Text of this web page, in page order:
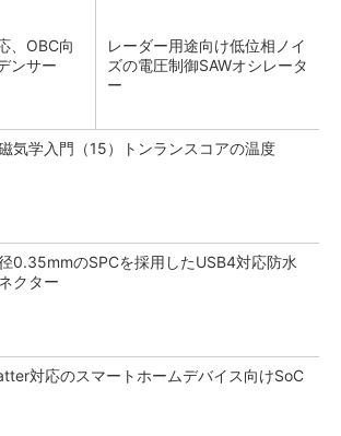
、OBC向
ンサー
レーダー用途向け低位相ノイ
ズの電圧制御SAWオシレータ
ー
気学入門（15）トンランスコアの温度
0.35mmのSPCを採用したUSB4対応防水
クター
対応のスマートホームデバイス向けSoC